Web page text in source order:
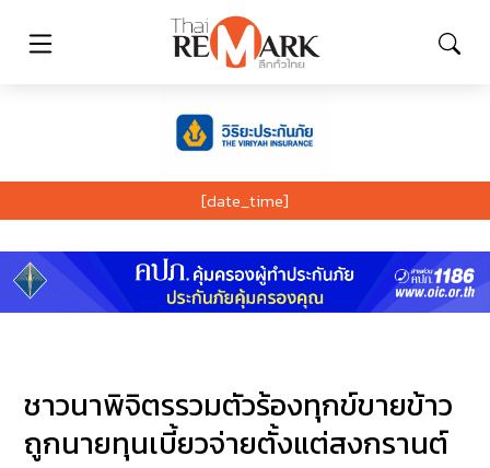
[date_time]
ชาวนาพิจิตรรวมตัวร้องทุกข์ขายข้าว
ถูกนายทุนเบี้ยวจ่ายตั้งแต่สงกรานต์